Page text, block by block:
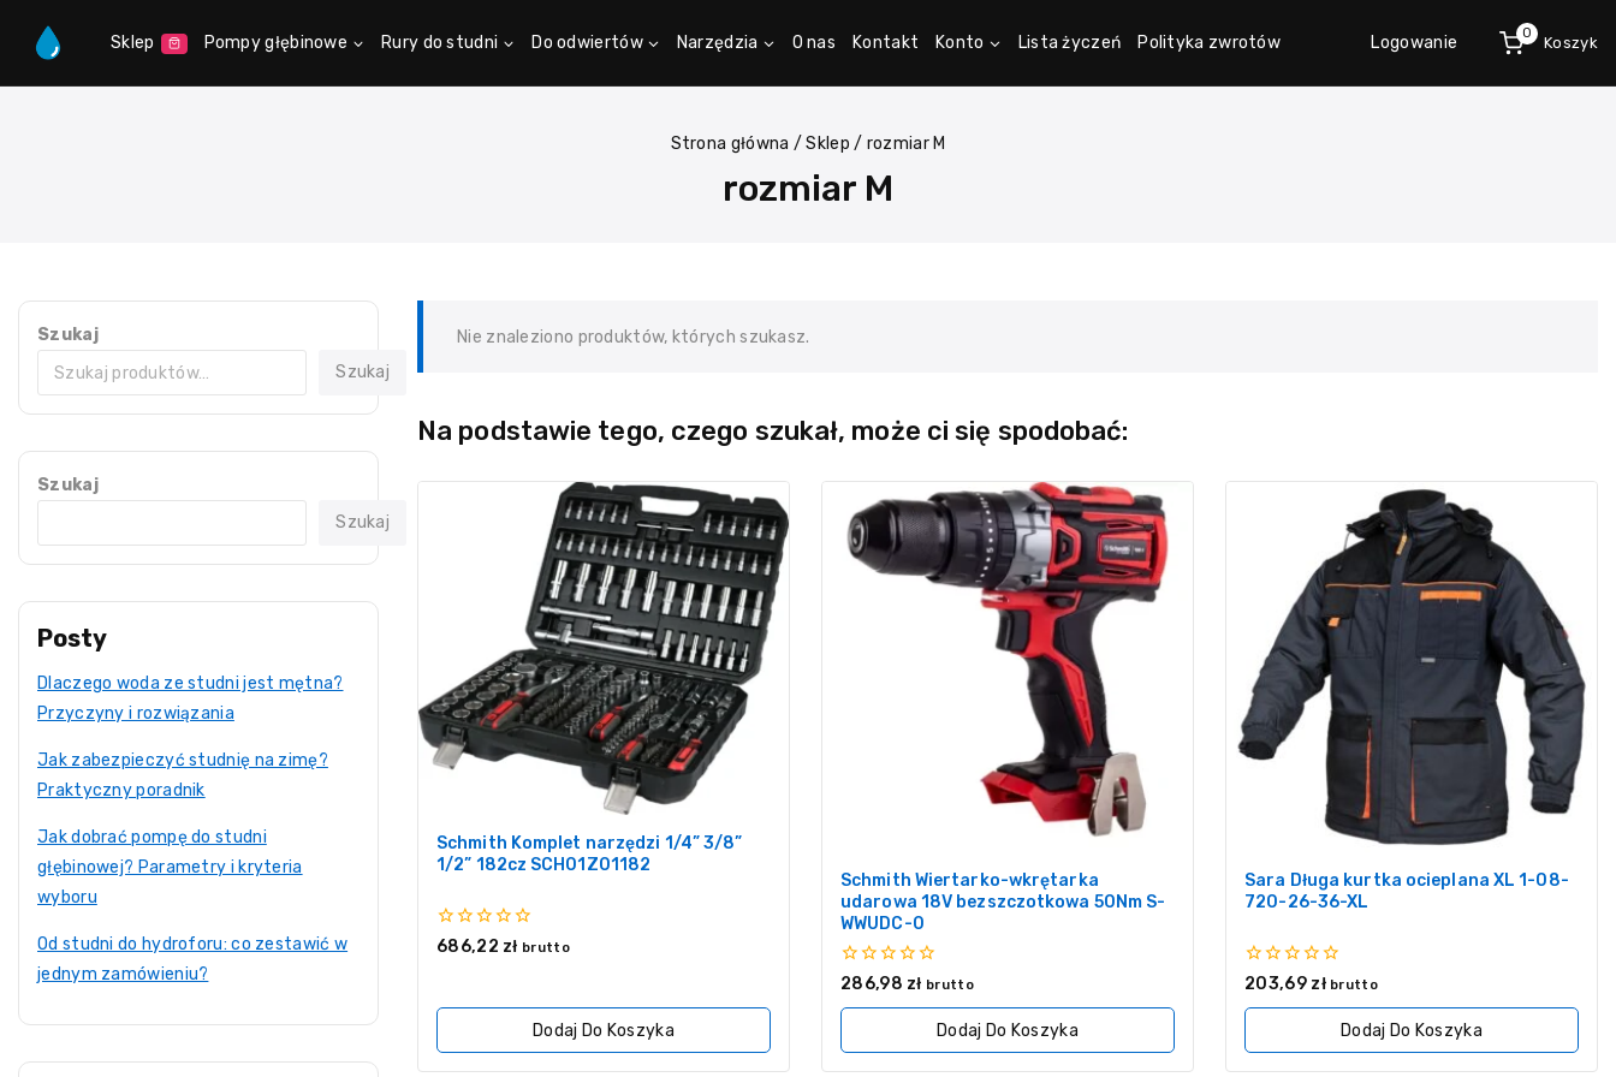
Sklep Pompy głębinowe Rury do studni Do odwiertów Narzędzia O nas Kontakt Konto Lista życzeń Polityka zwrotów Logowanie 0
Koszyk
Strona główna / Sklep / rozmiar M
rozmiar M
Nie znaleziono produktów, których szukasz.
Na podstawie tego, czego szukał, może ci się spodobać:
Schmith Komplet narzędzi 1/4” 3/8”
1/2” 182cz SCH01Z01182
0
686,22 zł brutto
Dodaj Do Koszyka
Schmith Wiertarko-wkrętarka
udarowa 18V bezszczotkowa 50Nm S-
WWUDC-0
0
5
286,98 zł brutto
Dodaj Do Koszyka
Sara Długa kurtka ocieplana XL 1-08-
720-26-36-XL
0
5
203,69 zł brutto
Dodaj Do Koszyka
Szukaj
Szukaj
Szukaj
Szukaj
Posty
Dlaczego woda ze studni jest mętna?
Przyczyny i rozwiązania
Jak zabezpieczyć studnię na zimę?
Praktyczny poradnik
Jak dobrać pompę do studni
głębinowej? Parametry i kryteria
wyboru
Od studni do hydroforu: co zestawić w
jednym zamówieniu?